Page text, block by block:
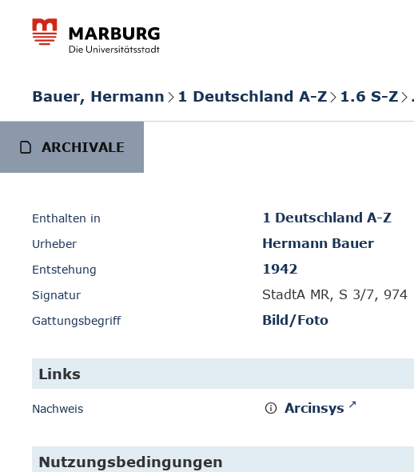
Bauer, Hermann 1 Deutschland A-Z 1.6 S-Z
ARCHIVALE
Enthalten in 1 Deutschland A-Z
Urheber Hermann Bauer
Entstehung 1942
Signatur StadtA MR, S 3/7, 974
Gattungsbegriff Bild/Foto
Links
Nachweis Arcinsys
Nutzungsbedingungen